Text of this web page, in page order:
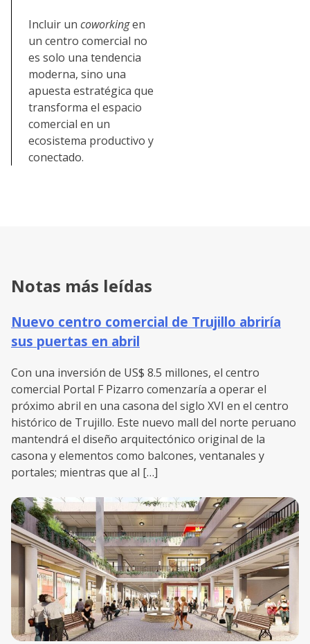
Incluir un coworkingen
un centro comercial no
es solo una tendencia
moderna, sino una
apuesta estratégica que
transforma el espacio
comercial en un
ecosistema productivo y
conectado.
Notas más leídas
Nuevo centro comercial de Trujillo abriría
sus puertas en abril
Con una inversión de US$ 8.5 millones, el centro
comercial Portal F Pizarro comenzaría a operar el
próximo abril en una casona del siglo XVI en el centro
histórico de Trujillo. Este nuevo mall del norte peruano
mantendrá el diseño arquitectónico original de la
casona y elementos como balcones, ventanales y
portales; mientras que al […]